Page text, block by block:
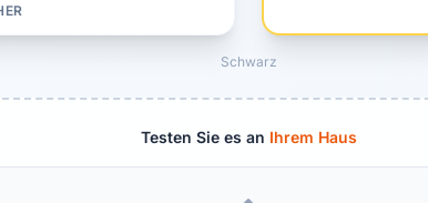
Schwarz
Testen Sie es an Ihrem Haus